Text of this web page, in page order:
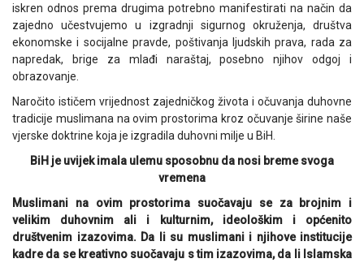
iskren odnos prema drugima potrebno manifestirati na način da
zajedno učestvujemo u izgradnji sigurnog okruženja, društva
ekonomske i socijalne pravde, poštivanja ljudskih prava, rada za
napredak, brige za mlađi naraštaj, posebno njihov odgoj i
obrazovanje.
Naročito ističem vrijednost zajedničkog života i očuvanja duhovne
tradicije muslimana na ovim prostorima kroz očuvanje širine naše
vjerske doktrine koja je izgradila duhovni milje u BiH.
BiH je uvijek imala ulemu sposobnu da nosi breme svoga
vremena
Muslimani na ovim prostorima suočavaju se za brojnim i
velikim duhovnim ali i kulturnim, ideološkim i općenito
društvenim izazovima. Da li su muslimani i njihove institucije
kadre da se kreativno suočavaju s tim izazovima, da li Islamska